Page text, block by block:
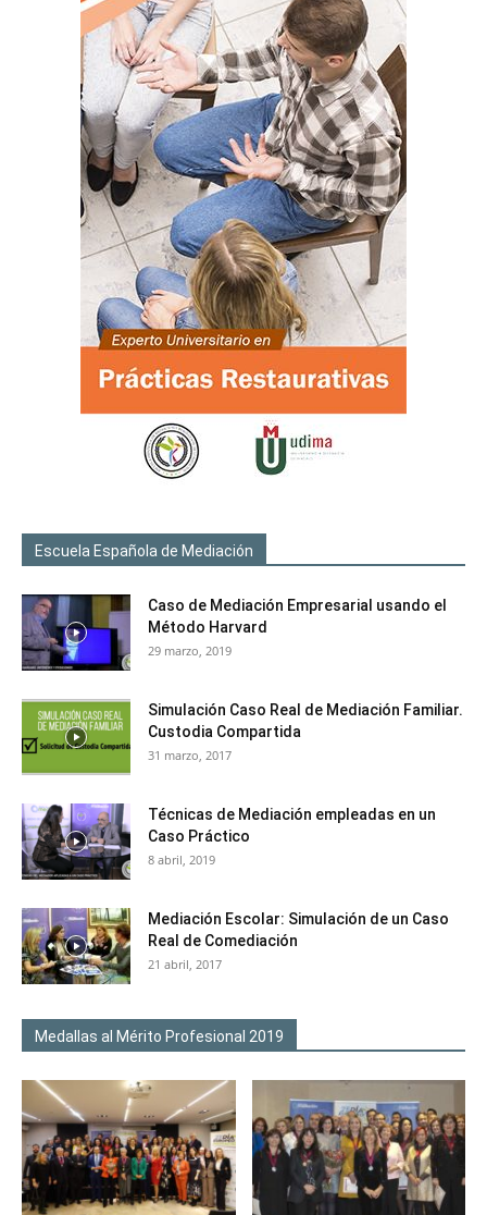
Escuela Española de Mediación
Caso de Mediación Empresarial usando el
Método Harvard
29 marzo, 2019
Simulación Caso Real de Mediación Familiar.
Custodia Compartida
31 marzo, 2017
Técnicas de Mediación empleadas en un
Caso Práctico
8 abril, 2019
Mediación Escolar: Simulación de un Caso
Real de Comediación
21 abril, 2017
Medallas al Mérito Profesional 2019